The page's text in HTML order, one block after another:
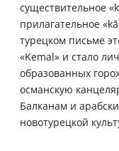
существительное
прилагательное
турецком письме
«Kemal» и стало
образованных
османскую
Балканам и
новотурецкой